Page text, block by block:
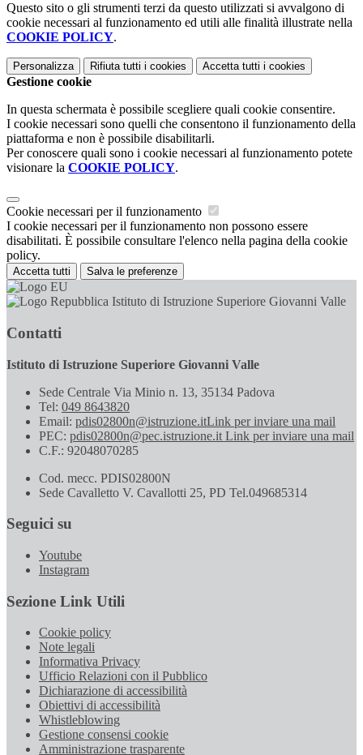
Questo sito o gli strumenti terzi da questo utilizzati si avvalgono di
cookie necessari al funzionamento ed utili alle finalità illustrate nella
COOKIE POLICY.
Personalizza Rifiuta tutti i cookies Accetta tutti i cookies
Gestione cookie
In questa schermata è possibile scegliere quali cookie consentire.
I cookie necessari sono quelli che consentono il funzionamento della
piattaforma e non è possibile disabilitarli.
Per conoscere quali sono i cookie necessari al funzionamento potete
visionare la COOKIE POLICY.
Cookie necessari per il funzionamento
I cookie necessari per il funzionamento non possono essere
disabilitati. È possibile consultare l'elenco nella pagina della cookie
policy.
Accetta tutti Salva le preferenze
Istituto di Istruzione Superiore Giovanni Valle
Contatti
Istituto di Istruzione Superiore Giovanni Valle
Sede Centrale Via Minio n. 13, 35134 Padova
Tel: 049 8643820
Email: pdis02800n@istruzione.itLink per inviare una mail
PEC: pdis02800n@pec.istruzione.it Link per inviare una mail
C.F.: 92048070285
Cod. mecc. PDIS02800N
Sede Cavalletto V. Cavallotti 25, PD Tel.049685314
Seguici su
Youtube
Instagram
Sezione Link Utili
Cookie policy
Note legali
Informativa Privacy
Ufficio Relazioni con il Pubblico
Dichiarazione di accessibilità
Obiettivi di accessibilità
Whistleblowing
Gestione consensi cookie
Amministrazione trasparente